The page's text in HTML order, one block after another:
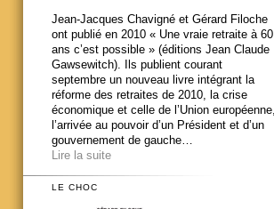
Jean-Jacques Chavigné et Gérard Filoche
ont publié en 2010 « Une vraie retraite à 60
ans c’est possible » (éditions Jean Claude
Gawsewitch). Ils publient courant
septembre un nouveau livre intégrant la
réforme des retraites de 2010, la crise
économique et celle de l’Union européenne,
l’arrivée au pouvoir d’un Président et d’un
gouvernement de gauche…
Lire la suite
LE CHOC